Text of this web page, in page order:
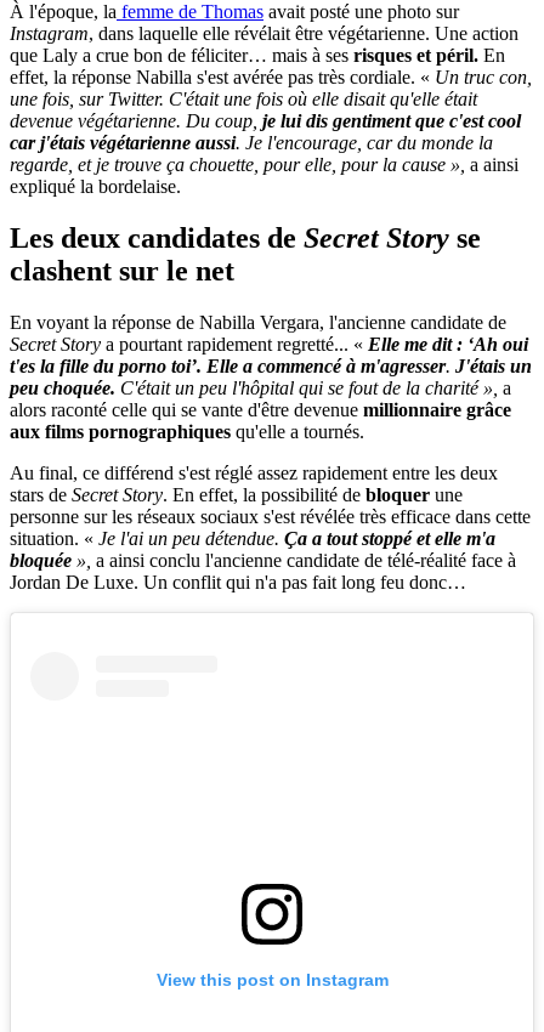
À l'époque, la femme de Thomas avait posté une photo sur
Instagram, dans laquelle elle révélait être végétarienne. Une action
que Laly a crue bon de féliciter… mais à ses risques et péril. En
effet, la réponse Nabilla s'est avérée pas très cordiale. « Un truc con,
une fois, sur Twitter. C'était une fois où elle disait qu'elle était
devenue végétarienne. Du coup, je lui dis gentiment que c'est cool
car j'étais végétarienne aussi. Je l'encourage, car du monde la
regarde, et je trouve ça chouette, pour elle, pour la cause », a ainsi
expliqué la bordelaise.
Les deux candidates de Secret Story se
clashent sur le net
En voyant la réponse de Nabilla Vergara, l'ancienne candidate de
Secret Story a pourtant rapidement regretté... « Elle me dit : ‘Ah oui
t'es la fille du porno toi’. Elle a commencé à m'agresser. J'étais un
peu choquée. C'était un peu l'hôpital qui se fout de la charité », a
alors raconté celle qui se vante d'être devenue millionnaire grâce
aux films pornographiques qu'elle a tournés.
Au final, ce différend s'est réglé assez rapidement entre les deux
stars de Secret Story. En effet, la possibilité de bloquer une
personne sur les réseaux sociaux s'est révélée très efficace dans cette
situation. « Je l'ai un peu détendue. Ça a tout stoppé et elle m'a
bloquée », a ainsi conclu l'ancienne candidate de télé-réalité face à
Jordan De Luxe. Un conflit qui n'a pas fait long feu donc…
View this post on Instagram